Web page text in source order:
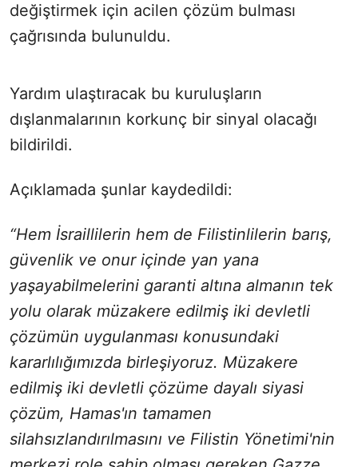
değiştirmek için acilen çözüm bulması
çağrısında bulunuldu.
Yardım ulaştıracak bu kuruluşların
dışlanmalarının korkunç bir sinyal olacağı
bildirildi.
Açıklamada şunlar kaydedildi:
“Hem İsraillilerin hem de Filistinlilerin barış,
güvenlik ve onur içinde yan yana
yaşayabilmelerini garanti altına almanın tek
yolu olarak müzakere edilmiş iki devletli
çözümün uygulanması konusundaki
kararlılığımızda birleşiyoruz. Müzakere
edilmiş iki devletli çözüme dayalı siyasi
çözüm, Hamas'ın tamamen
silahsızlandırılmasını ve Filistin Yönetimi'nin